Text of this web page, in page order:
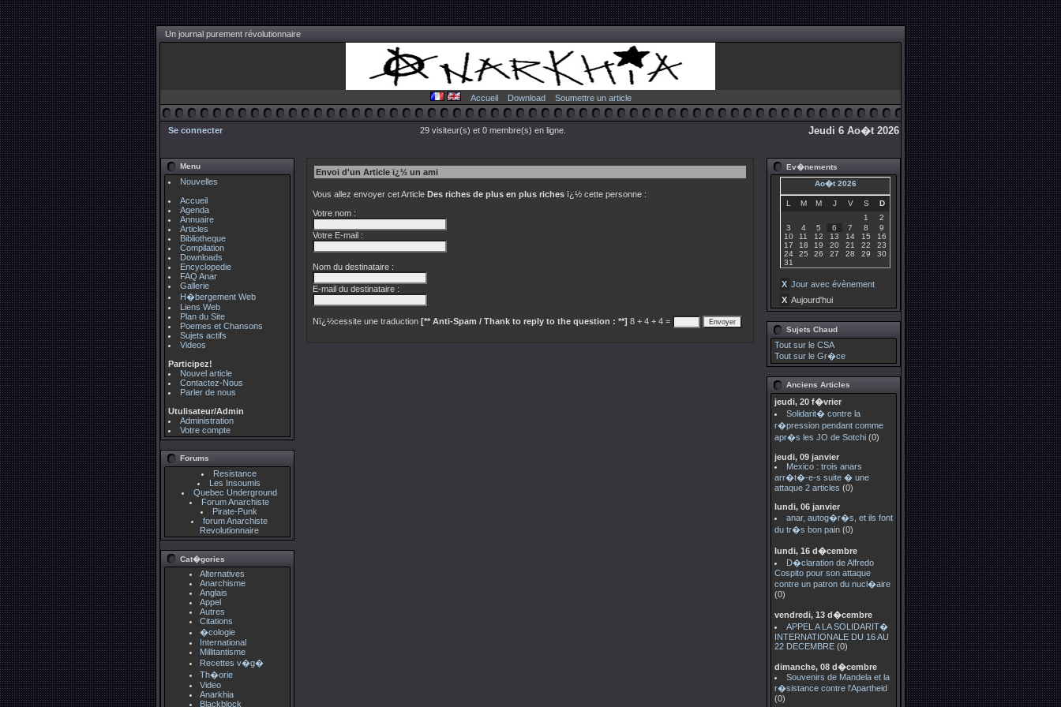
Un journal purement révolutionnaire
Accueil Download Soumettre un article
Se connecter 29 visiteur(s) et 0 membre(s) en ligne. Jeudi 6 Ao�t 2026
Menu
Nouvelles
Accueil
Agenda
Annuaire
Articles
Bibliotheque
Compilation
Downloads
Encyclopedie
FAQ Anar
Gallerie
H�bergement Web
Liens Web
Plan du Site
Poemes et Chansons
Sujets actifs
Videos
Participez!
Nouvel article
Contactez-Nous
Parler de nous
Utulisateur/Admin
Administration
Votre compte
Forums
Resistance
Les Insoumis
Quebec Underground
Forum Anarchiste
Pirate-Punk
forum Anarchiste
Revolutionnaire
Cat�gories
Alternatives
Anarchisme
Anglais
Appel
Autres
Citations
�cologie
International
Millitantisme
Recettes v�g�
Th�orie
Video
Anarkhia
Blackblock
Envoi d'un Article ï¿½ un ami
Vous allez envoyer cet Article Des riches de plus en plus riches ï¿½ cette personne :
Votre nom :
Votre E-mail :
Nom du destinataire :
E-mail du destinataire :
Nï¿½cessite une traduction [** Anti-Spam / Thank to reply to the question : **] 8 + 4 + 4 =
Ev�nements
Ao�t 2026
L M M J V S
D
1
2
3
4 5 6 7 8
9
10
11 12 13 14 15
16
17
18 19 20 21 22
23
24
25 26 27 28 29
30
31
X Jour avec évènement
X Aujourd'hui
Sujets Chaud
Tout sur le CSA
Tout sur le Gr�ce
Anciens Articles
jeudi, 20 f�vrier
Solidarit� contre la
r�pression pendant comme
apr�s les JO de Sotchi (0)
jeudi, 09 janvier
Mexico : trois anars
arr�t�-e-s suite � une
attaque 2 articles (0)
lundi, 06 janvier
anar, autog�r�s, et ils font
du tr�s bon pain (0)
lundi, 16 d�cembre
D�claration de Alfredo
Cospito pour son attaque
contre un patron du nucl�aire
(0)
vendredi, 13 d�cembre
APPEL A LA SOLIDARIT�
INTERNATIONALE DU 16 AU
22 DECEMBRE (0)
dimanche, 08 d�cembre
Souvenirs de Mandela et la
r�sistance contre l'Apartheid
(0)